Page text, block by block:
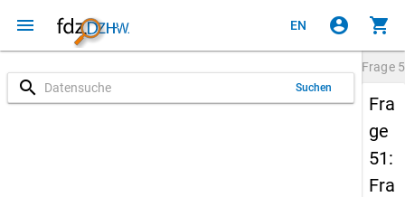
menu EN account_circle shopping_cart
search Suchen
Frage
Fra
ge
51:
Fra